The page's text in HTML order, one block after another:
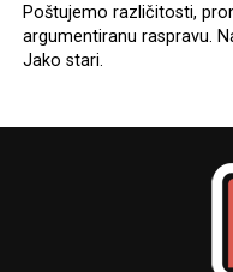
Poštujemo različitosti,
argumentiranu raspravu.
Jako stari.